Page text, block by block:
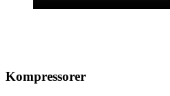
Kompressorer